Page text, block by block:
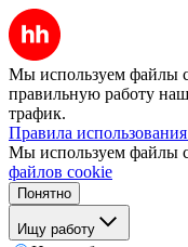
Мы используем файлы
правильную работу
трафик.
Правила
Мы используем файлы
файлов cookie
Понятно
Ищу работу